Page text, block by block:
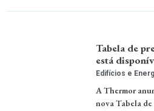
Tabela de
está
Edifícios e
A Thermor
nova Tabela de